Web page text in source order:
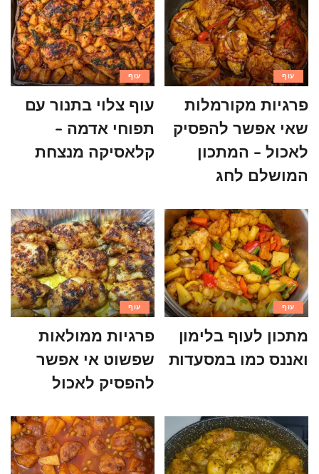
עוף
פרגיות מקורמלות
שאי אפשר להפסיק
לאכול – המתכון
המושלם לחג
עוף
עוף צלוי בתנור עם
תפוחי אדמה –
קלאסיקה מנצחת
עוף
מתכון לעוף בלימון
ואננס כמו במסעדות
עוף
פרגיות ממולאות
שפשוט אי אפשר
להפסיק לאכול